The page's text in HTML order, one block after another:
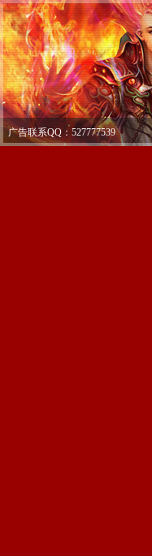
广告联系QQ：527777539